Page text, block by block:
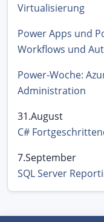
Virtualisierung
Power Apps und
Workflows und
Power-Woche:
Administration
31.August
C#
7.September
SQL Server